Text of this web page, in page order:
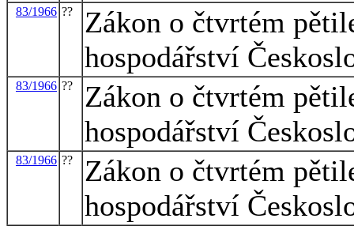
83/1966 ??
Zákon o čtvrtém
hospodářství
83/1966 ??
Zákon o čtvrtém
hospodářství
83/1966 ??
Zákon o čtvrtém
hospodářství